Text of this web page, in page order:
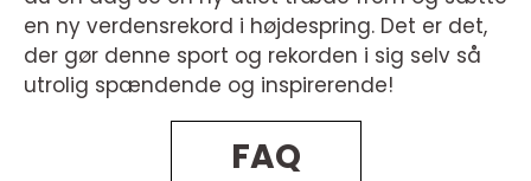
en ny verdensrekord i højdespring. Det er det,
der gør denne sport og rekorden i sig selv så
utrolig spændende og inspirerende!
FAQ